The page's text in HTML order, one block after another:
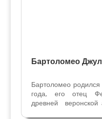
Бартоломео
Бартоломео
года, его отец
древней веронской